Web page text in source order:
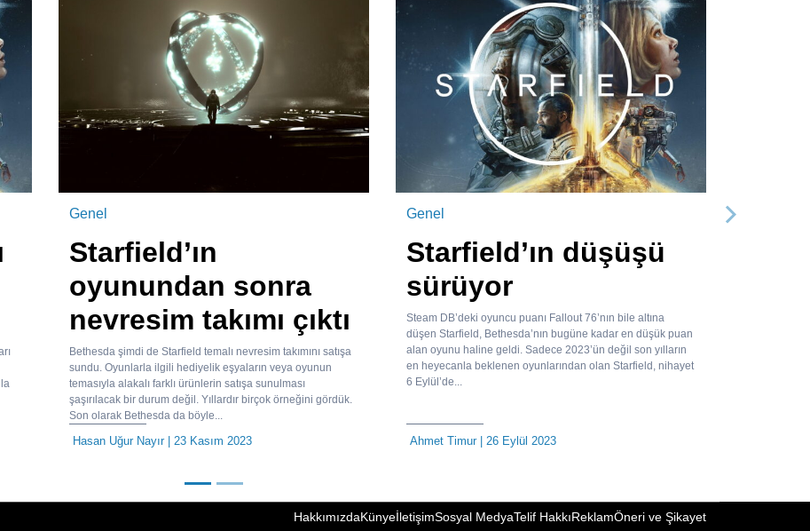
Genel
Starfield’ın
oyunundan sonra
nevresim takımı çıktı
Bethesda şimdi de Starfield temalı nevresim takımını satışa
sundu. Oyunlarla ilgili hediyelik eşyaların veya oyunun
temasıyla alakalı farklı ürünlerin satışa sunulması
şaşırılacak bir durum değil. Yıllardır birçok örneğini gördük.
Son olarak Bethesda da böyle...
Hasan Uğur Nayır| 23 Kasım 2023
Genel
Starfield’ın düşüşü
sürüyor
Steam DB’deki oyuncu puanı Fallout 76’nın bile altına
düşen Starfield, Bethesda’nın bugüne kadar en düşük puan
alan oyunu haline geldi. Sadece 2023’ün değil son yılların
en heyecanla beklenen oyunlarından olan Starfield, nihayet
6 Eylül’de...
Ahmet Timur| 26 Eylül 2023
Sonraki
HakkımızdaKünyeİletişimSosyal MedyaTelif HakkıReklamÖneri ve Şikayet